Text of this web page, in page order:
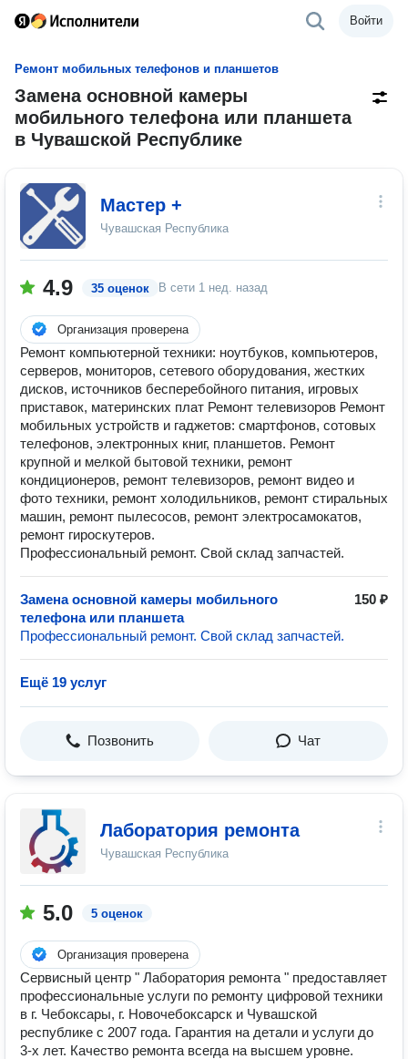
Войти
Ремонт мобильных телефонов и планшетов
Замена основной камеры
мобильного телефона или планшета
в Чувашской Республике
Мастер +
Чувашская Республика
4.9 35 оценок В сети 1 нед. назад
Организация проверена
Ремонт компьютерной техники: ноутбуков, компьютеров,
серверов, мониторов, сетевого оборудования, жестких
дисков, источников бесперебойного питания, игровых
приставок, материнских плат Ремонт телевизоров Ремонт
мобильных устройств и гаджетов: смартфонов, сотовых
телефонов, электронных книг, планшетов. Ремонт
крупной и мелкой бытовой техники, ремонт
кондиционеров, ремонт телевизоров, ремонт видео и
фото техники, ремонт холодильников, ремонт стиральных
машин, ремонт пылесосов, ремонт электросамокатов,
ремонт гироскутеров.
Профессиональный ремонт. Свой склад запчастей.
Замена основной камеры мобильного
телефона или планшета
150 ₽
Профессиональный ремонт. Свой склад запчастей.
Ещё 19 услуг
Позвонить Чат
Лаборатория ремонта
Чувашская Республика
5.0 5 оценок
Организация проверена
Сервисный центр " Лаборатория ремонта " предоставляет
профессиональные услуги по ремонту цифровой техники
в г. Чебоксары, г. Новочебоксарск и Чувашской
республике с 2007 года. Гарантия на детали и услуги до
3-х лет. Качество ремонта всегда на высшем уровне.